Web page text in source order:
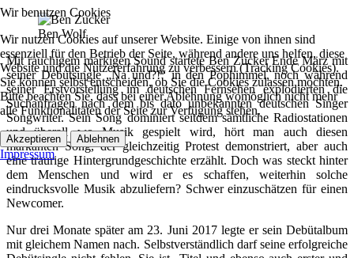
Ben Wolf
Mit rauchigem markigen Sound startete Ben Zucker Ende März mit
seiner Debütsingle „Na und?!“ in den Pophimmel, noch während
seiner Erstvorstellung im deutschen Fernsehen explodierten die
Suchanfragen nach dem bis dato unbekannten deutschen Singer
Songwriter. Sein Song dominiert seitdem sämtliche Radiostationen
und überall wo Musik gespielt wird, hört man auch diesen
markanten Song, der gleichzeitig Protest demonstriert, aber auch
eine traurige Hintergrundgeschichte erzählt. Doch was steckt hinter
dem Menschen und wird er es schaffen, weiterhin solche
eindrucksvolle Musik abzuliefern? Schwer einzuschätzen für einen
Newcomer.
Nur drei Monate später am 23. Juni 2017 legte er sein Debütalbum
mit gleichem Namen nach. Selbstverständlich darf seine erfolgreiche
Wir benutzen Cookies
Wir nutzen Cookies auf unserer Website. Einige von ihnen sind
essenziell für den Betrieb der Seite, während andere uns helfen, diese
Website und die Nutzererfahrung zu verbessern (Tracking Cookies).
Sie können selbst entscheiden, ob Sie die Cookies zulassen möchten.
Bitte beachten Sie, dass bei einer Ablehnung womöglich nicht mehr
alle Funktionalitäten der Seite zur Verfügung stehen.
Akzeptieren Ablehnen
Impressum